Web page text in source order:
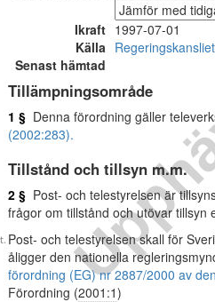
Ikraft 1997-07-01
Källa
Senast hämtad
Tillämpningsområde
1 § Denna förordning gäller
(2002:283).
Tillstånd och tillsyn m.m.
2 § Post- och telestyrelsen är
frågor om tillstånd och utövar tillsyn
Post- och telestyrelsen skall för
åligger den nationella
förordning (EG) nr 2887/2000 av
Förordning (2001:1)